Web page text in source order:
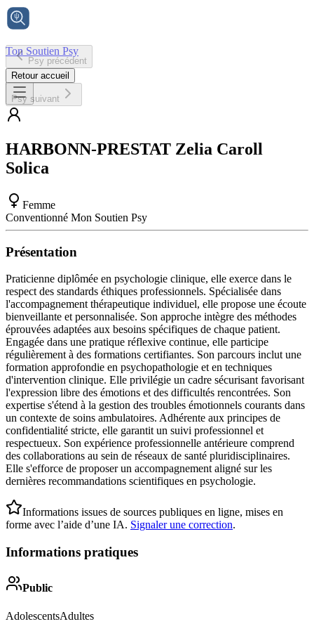
Ton Soutien Psy
Accueil
Psy précédent
Retour accueil
Psy suivant
HARBONN-PRESTAT Zelia Caroll
Solica
Femme
Conventionné Mon Soutien Psy
Présentation
Praticienne diplômée en psychologie clinique, elle exerce dans le
respect des standards éthiques professionnels. Spécialisée dans
l'accompagnement thérapeutique individuel, elle propose une écoute
bienveillante et personnalisée. Son approche intègre des méthodes
éprouvées adaptées aux besoins spécifiques de chaque patient.
Engagée dans une pratique réflexive continue, elle participe
régulièrement à des formations certifiantes. Son parcours inclut une
formation approfondie en psychopathologie et en techniques
d'intervention clinique. Elle privilégie un cadre sécurisant favorisant
l'expression libre des émotions et des difficultés rencontrées. Son
expertise s'étend à la gestion des troubles émotionnels courants dans
un contexte de soins ambulatoires. Adhérente aux principes de
confidentialité stricte, elle garantit un suivi professionnel et
respectueux. Son expérience professionnelle antérieure comprend
des collaborations au sein de réseaux de santé pluridisciplinaires.
Elle s'efforce de proposer un accompagnement aligné sur les
dernières recommandations scientifiques en psychologie.
Informations issues de sources publiques en ligne, mises en
forme avec l’aide d’une IA. Signaler une correction.
Informations pratiques
Public
AdolescentsAdultes